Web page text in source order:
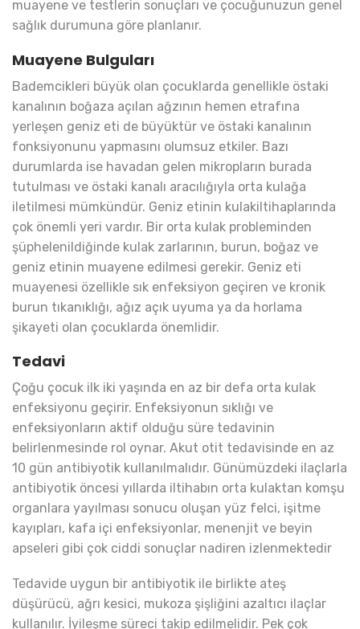
muayene ve testlerin sonuçları ve çocuğunuzun genel
sağlık durumuna göre planlanır.
Muayene Bulguları
Bademcikleri büyük olan çocuklarda genellikle östaki
kanalının boğaza açılan ağzının hemen etrafına
yerleşen geniz eti de büyüktür ve östaki kanalının
fonksiyonunu yapmasını olumsuz etkiler. Bazı
durumlarda ise havadan gelen mikropların burada
tutulması ve östaki kanalı aracılığıyla orta kulağa
iletilmesi mümkündür. Geniz etinin kulakiltihaplarında
çok önemli yeri vardır. Bir orta kulak probleminden
şüphelenildiğinde kulak zarlarının, burun, boğaz ve
geniz etinin muayene edilmesi gerekir. Geniz eti
muayenesi özellikle sık enfeksiyon geçiren ve kronik
burun tıkanıklığı, ağız açık uyuma ya da horlama
şikayeti olan çocuklarda önemlidir.
Tedavi
Çoğu çocuk ilk iki yaşında en az bir defa orta kulak
enfeksiyonu geçirir. Enfeksiyonun sıklığı ve
enfeksiyonların aktif olduğu süre tedavinin
belirlenmesinde rol oynar. Akut otit tedavisinde en az
10 gün antibiyotik kullanılmalıdır. Günümüzdeki ilaçlarla
antibiyotik öncesi yıllarda iltihabın orta kulaktan komşu
organlara yayılması sonucu oluşan yüz felci, işitme
kayıpları, kafa içi enfeksiyonlar, menenjit ve beyin
apseleri gibi çok ciddi sonuçlar nadiren izlenmektedir
Tedavide uygun bir antibiyotik ile birlikte ateş
düşürücü, ağrı kesici, mukoza şişliğini azaltıcı ilaçlar
kullanılır. İyileşme süreci takip edilmelidir. Pek çok